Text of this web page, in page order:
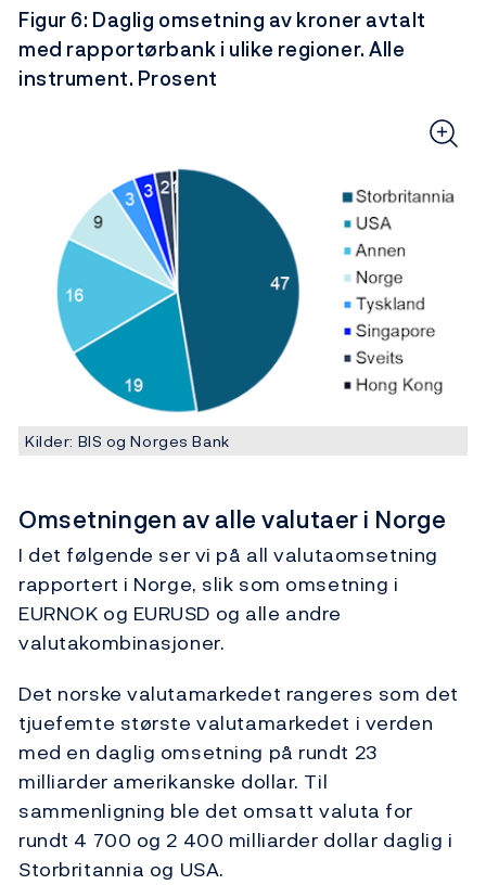
Figur 6: Daglig omsetning av kroner avtalt
med rapportørbank i ulike regioner. Alle
instrument. Prosent
Kilder: BIS og Norges Bank
Omsetningen av alle valutaer i Norge
I det følgende ser vi på all valutaomsetning
rapportert i Norge, slik som omsetning i
EURNOK og EURUSD og alle andre
valutakombinasjoner.
Det norske valutamarkedet rangeres som det
tjuefemte største valutamarkedet i verden
med en daglig omsetning på rundt 23
milliarder amerikanske dollar. Til
sammenligning ble det omsatt valuta for
rundt 4 700 og 2 400 milliarder dollar daglig i
Storbritannia og USA.